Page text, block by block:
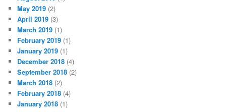
May 2019 (2)
April 2019 (3)
March 2019 (1)
February 2019 (1)
January 2019 (1)
December 2018 (4)
September 2018 (2)
March 2018 (2)
February 2018 (4)
January 2018 (1)